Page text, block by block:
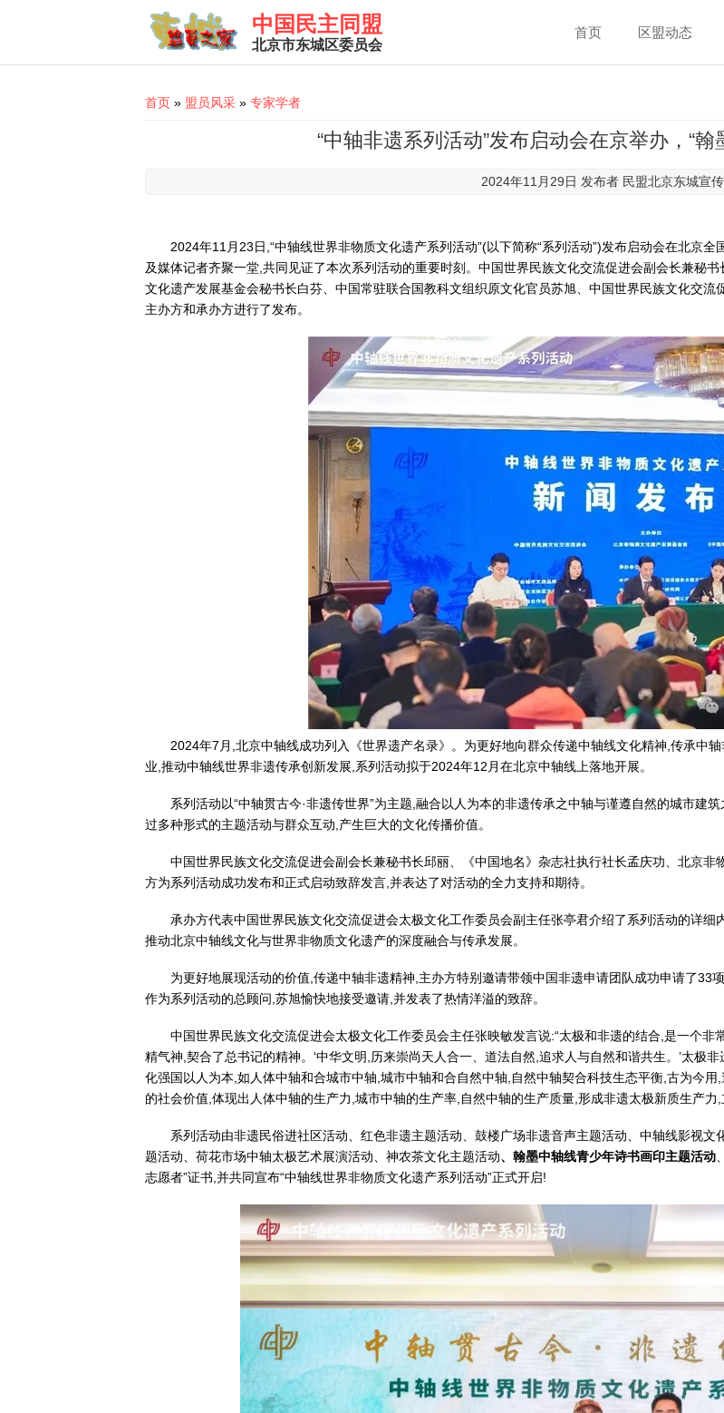
中国民主同盟
北京市东城区委员会
首页 区盟动态
You are here
首页 » 盟员风采 » 专家学者
“中轴非遗系列活动”发布启动会在京举办，“翰
2024年11月29日 发布者 民盟北京东城宣
2024年11月23日,“中轴线世界非物质文化遗产系列活动”(以下简称“系列活动”)发布启动会在北京
及媒体记者齐聚一堂,共同见证了本次系列活动的重要时刻。中国世界民族文化交流促进会副会长兼秘
文化遗产发展基金会秘书长白芬、中国常驻联合国教科文组织原文化官员苏旭、中国世界民族文化交
主办方和承办方进行了发布。
2024年7月,北京中轴线成功列入《世界遗产名录》。为更好地向群众传递中轴线文化精神,传承中
业,推动中轴线世界非遗传承创新发展,系列活动拟于2024年12月在北京中轴线上落地开展。
系列活动以“中轴贯古今·非遗传世界”为主题,融合以人为本的非遗传承之中轴与谨遵自然的城市建
过多种形式的主题活动与群众互动,产生巨大的文化传播价值。
中国世界民族文化交流促进会副会长兼秘书长邱丽、《中国地名》杂志社执行社长孟庆功、北京
方为系列活动成功发布和正式启动致辞发言,并表达了对活动的全力支持和期待。
承办方代表中国世界民族文化交流促进会太极文化工作委员会副主任张亭君介绍了系列活动的详
推动北京中轴线文化与世界非物质文化遗产的深度融合与传承发展。
为更好地展现活动的价值,传递中轴非遗精神,主办方特别邀请带领中国非遗申请团队成功申请了33
作为系列活动的总顾问,苏旭愉快地接受邀请,并发表了热情洋溢的致辞。
中国世界民族文化交流促进会太极文化工作委员会主任张映敏发言说:“太极和非遗的结合,是一个
精气神,契合了总书记的精神。‘中华文明,历来崇尚天人合一、道法自然,追求人与自然和谐共生。’太极
化强国以人为本,如人体中轴和合城市中轴,城市中轴和合自然中轴,自然中轴契合科技生态平衡,古为今
的社会价值,体现出人体中轴的生产力,城市中轴的生产率,自然中轴的生产质量,形成非遗太极新质生产
系列活动由非遗民俗进社区活动、红色非遗主题活动、鼓楼广场非遗音声主题活动、中轴线影视
题活动、荷花市场中轴太极艺术展演活动、神农茶文化主题活动、翰墨中轴线青少年诗书画印主题活动
志愿者”证书,并共同宣布“中轴线世界非物质文化遗产系列活动”正式开启!